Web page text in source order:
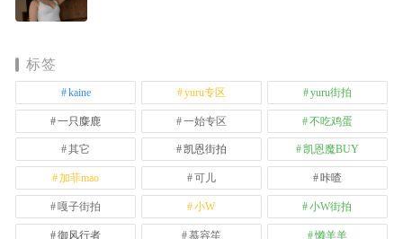
标签
kaine yuru专区 yuru街拍
一只麋鹿 一始专区 不吃鸡蛋
其它 凯恩街拍 凯恩魔BUY
加菲mao 可儿 咔喳
嘎子街拍 小W 小W街拍
御风行者 慕容笙 懒羊羊